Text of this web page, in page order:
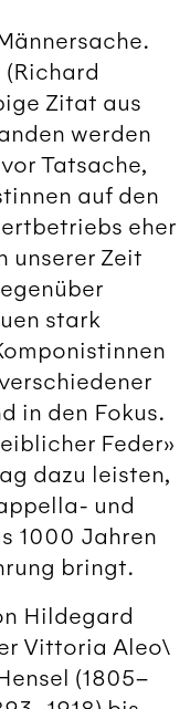
Zitat aus
werden
Tatsache,
auf den
eher
unserer Zeit
stark
in den Fokus.
Feder»
dazu leisten,
und
1000 Jahren
bringt.
Hildegard
Vittoria Aleo\
(1805–